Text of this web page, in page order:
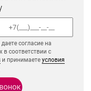
согласие на
в соответствии с
и принимаетеусловия